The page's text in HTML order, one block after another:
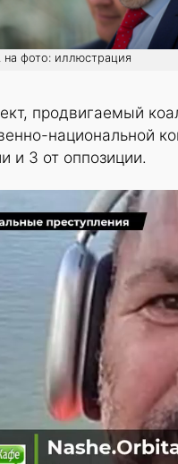
на фото: иллюстрация
продвигаемый
национальной
и 3 от оппозиции.